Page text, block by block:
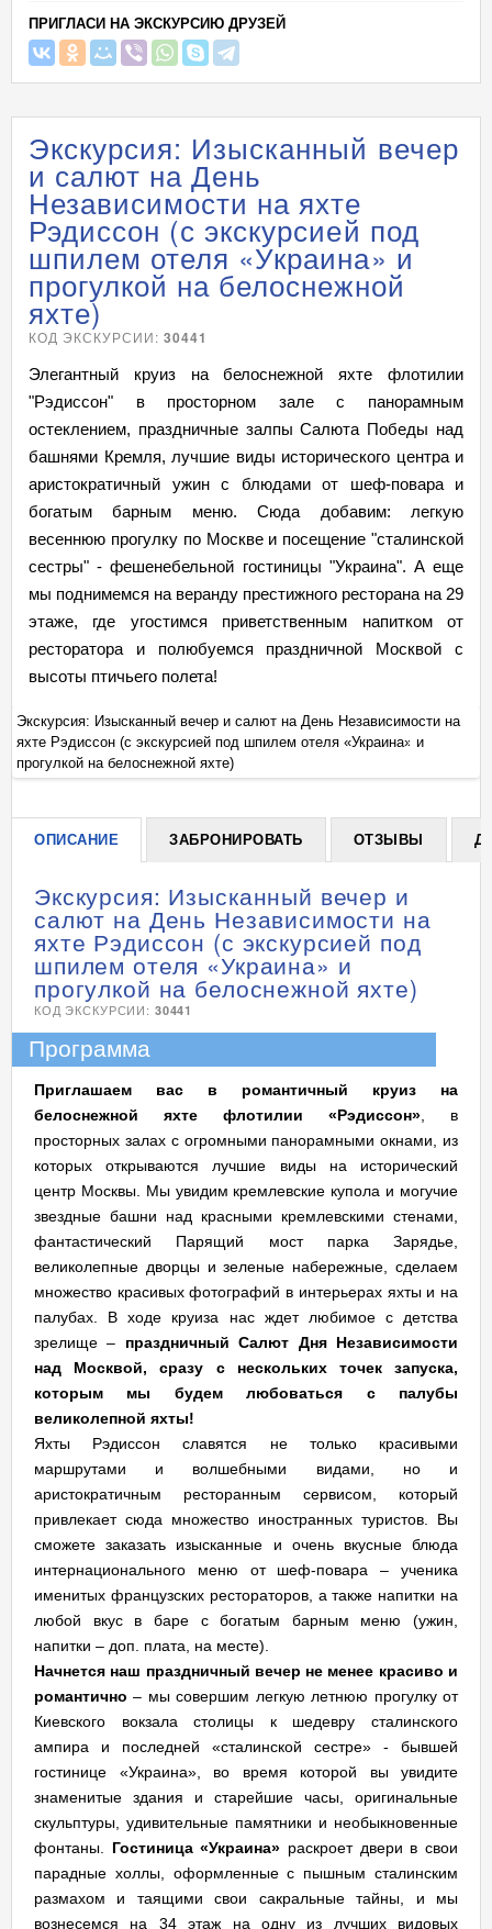
ПРИГЛАСИ НА ЭКСКУРСИЮ ДРУЗЕЙ
Экскурсия: Изысканный вечер
и салют на День
Независимости на яхте
Рэдиссон (с экскурсией под
шпилем отеля «Украина» и
прогулкой на белоснежной
яхте)
КОД ЭКСКУРСИИ:30441
Элегантный круиз на белоснежной яхте флотилии
"Рэдиссон" в просторном зале с панорамным
остеклением, праздничные залпы Салюта Победы над
башнями Кремля, лучшие виды исторического центра и
аристократичный ужин с блюдами от шеф-повара и
богатым барным меню. Сюда добавим: легкую
весеннюю прогулку по Москве и посещение "сталинской
сестры" - фешенебельной гостиницы "Украина". А еще
мы поднимемся на веранду престижного ресторана на 29
этаже, где угостимся приветственным напитком от
ресторатора и полюбуемся праздничной Москвой с
высоты птичьего полета!
Экскурсия: Изысканный вечер и салют на День Независимости на
яхте Рэдиссон (с экскурсией под шпилем отеля «Украина» и
прогулкой на белоснежной яхте)
ОПИСАНИЕ ЗАБРОНИРОВАТЬ ОТЗЫВЫ
Экскурсия: Изысканный вечер и
салют на День Независимости на
яхте Рэдиссон (с экскурсией под
шпилем отеля «Украина» и
прогулкой на белоснежной яхте)
КОД ЭКСКУРСИИ: 30441
Программа
Приглашаем вас в романтичный круиз на
белоснежной яхте флотилии «Рэдиссон» , в
просторных залах с огромными панорамными окнами, из
которых открываются лучшие виды на исторический
центр Москвы. Мы увидим кремлевские купола и могучие
звездные башни над красными кремлевскими стенами,
фантастический Парящий мост парка Зарядье,
великолепные дворцы и зеленые набережные, сделаем
множество красивых фотографий в интерьерах яхты и на
палубах. В ходе круиза нас ждет любимое с детства
зрелище – праздничный Салют Дня Независимости
над Москвой, сразу с нескольких точек запуска,
которым мы будем любоваться с палубы
великолепной яхты!
Яхты Рэдиссон славятся не только красивыми
маршрутами и волшебными видами, но и
аристократичным ресторанным сервисом, который
привлекает сюда множество иностранных туристов. Вы
сможете заказать изысканные и очень вкусные блюда
интернационального меню от шеф-повара – ученика
именитых французских рестораторов, а также напитки на
любой вкус в баре с богатым барным меню (ужин,
напитки – доп. плата, на месте).
Начнется наш праздничный вечер не менее красиво и
романтично – мы совершим легкую летнюю прогулку от
Киевского вокзала столицы к шедевру сталинского
ампира и последней «сталинской сестре» - бывшей
гостинице «Украина», во время которой вы увидите
знаменитые здания и старейшие часы, оригинальные
скульптуры, удивительные памятники и необыкновенные
фонтаны. Гостиница «Украина» раскроет двери в свои
парадные холлы, оформленные с пышным сталинским
размахом и таящими свои сакральные тайны, и мы
вознесемся на 34 этаж на одну из лучших видовых